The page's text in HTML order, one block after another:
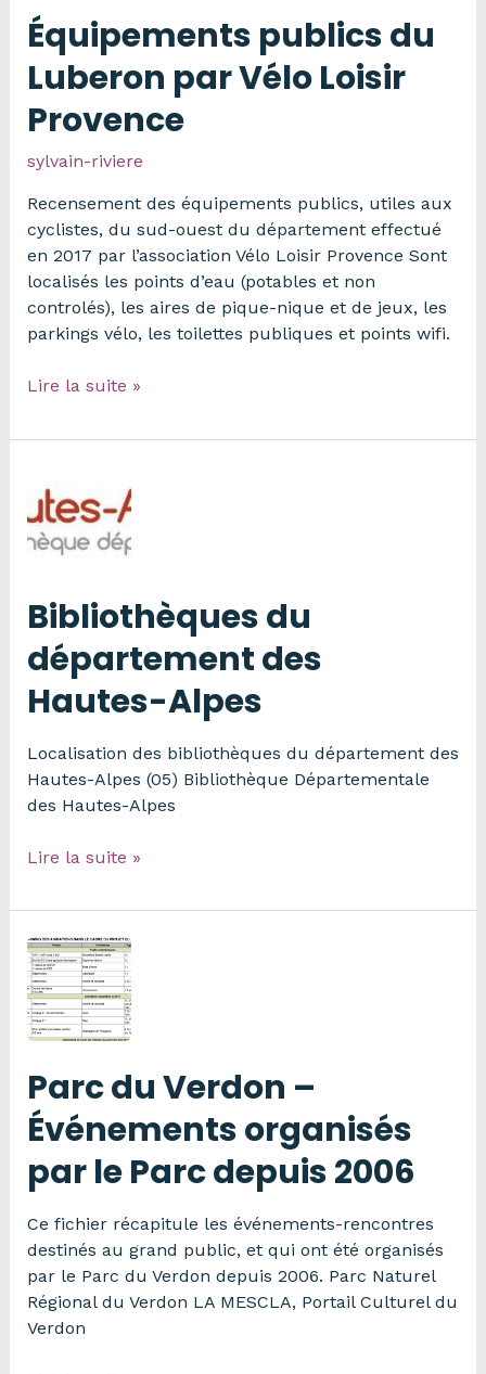
d’Azur
Équipements publics du
Luberon par Vélo Loisir
Provence
sylvain-riviere
Recensement des équipements publics, utiles aux
cyclistes, du sud-ouest du département effectué
en 2017 par l’association Vélo Loisir Provence Sont
localisés les points d’eau (potables et non
controlés), les aires de pique-nique et de jeux, les
parkings vélo, les toilettes publiques et points wifi.
Équipements
du
par
Vélo
Loisir
Lire la suite »
Bibliothèques du
département des
Hautes-Alpes
Localisation des bibliothèques du département des
Hautes-Alpes (05) Bibliothèque Départementale
des Hautes-Alpes
Bibliothèques
département
des
Hautes-
Alpes
Lire la suite »
Parc du Verdon –
Événements organisés
par le Parc depuis 2006
Ce fichier récapitule les événements-rencontres
destinés au grand public, et qui ont été organisés
par le Parc du Verdon depuis 2006. Parc Naturel
Régional du Verdon LA MESCLA, Portail Culturel du
Verdon